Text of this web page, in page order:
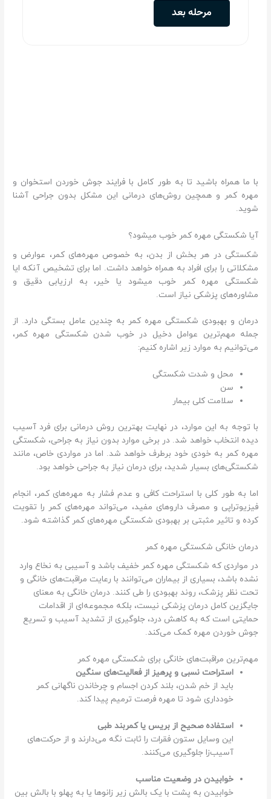
با ما همراه باشید تا به طور کامل با فرایند جوش خوردن استخوان و
مهره کمر و همچین روش‌های درمانی این مشکل بدون جراحی آشنا
شوید.
آیا شکستگی مهره کمر خوب میشود؟
شکستگی در هر بخش از بدن، به خصوص مهره‌های کمر، عوارض و
مشکلاتی را برای افراد به همراه خواهد داشت. اما برای تشخیص آنکه ایا
شکستگی مهره کمر خوب میشود یا خیر، به ارزیابی دقیق و
مشاوره‌های پزشکی نیاز است.
درمان و بهبودی شکستگی مهره کمر به چندین عامل بستگی دارد. از
جمله مهم‌ترین عوامل دخیل در خوب شدن شکستگی مهره کمر،
می‌توانیم به موارد زیر اشاره کنیم:
محل و شدت شکستگی
سن
سلامت کلی بیمار
با توجه به این موارد، در نهایت بهترین روش درمانی برای فرد آسیب
دیده انتخاب خواهد شد. در برخی موارد بدون نیاز به جراحی، شکستگی
مهره کمر به خودی خود برطرف خواهد شد. اما در مواردی خاص، مانند
شکستگی‌های بسیار شدید، برای درمان نیاز به جراحی خواهد بود.
اما به طور کلی با استراحت کافی و عدم فشار به مهره‌های کمر، انجام
فیزیوتراپی و مصرف داروهای مفید، می‌تواند مهره‌های کمر را تقویت
کرده و تاثیر مثبتی بر بهبودی شکستگی مهره‌های کمر گذاشته شود.
درمان خانگی شکستگی مهره کمر
در مواردی که شکستگی مهره کمر خفیف باشد و آسیبی به نخاع وارد
نشده باشد، بسیاری از بیماران می‌توانند با رعایت مراقبت‌های خانگی و
تحت نظر پزشک، روند بهبودی را طی کنند. درمان خانگی به معنای
جایگزین کامل درمان پزشکی نیست، بلکه مجموعه‌ای از اقدامات
حمایتی است که به کاهش درد، جلوگیری از تشدید آسیب و تسریع
جوش خوردن مهره کمک می‌کند.
مهم‌ترین مراقبت‌های خانگی برای شکستگی مهره کمر
استراحت نسبی و پرهیز از فعالیت‌های سنگین
باید از خم شدن، بلند کردن اجسام و چرخاندن ناگهانی کمر
خودداری شود تا مهره فرصت ترمیم پیدا کند.
استفاده صحیح از بریس یا کمربند طبی
این وسایل ستون فقرات را ثابت نگه می‌دارند و از حرکت‌های
آسیب‌زا جلوگیری می‌کنند.
خوابیدن در وضعیت مناسب
خوابیدن به پشت با یک بالش زیر زانوها یا به پهلو با بالش بین